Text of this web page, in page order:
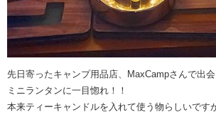
先日寄ったキャンプ用品店、MaxCampさんで出
ミニランタンに一目惚れ！！
本来ティーキャンドルを入れて使う物らしいです